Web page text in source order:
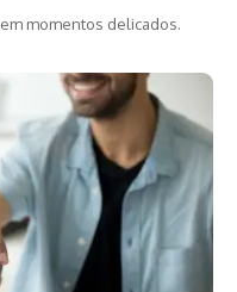
momentos delicados.